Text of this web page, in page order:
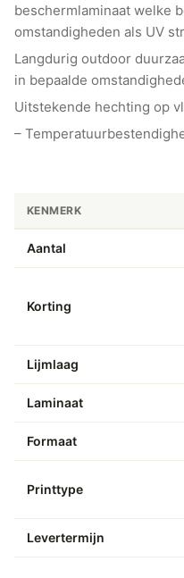
beschermlaminaat welke
omstandigheden als UV
Langdurig outdoor
in bepaalde
Uitstekende hechting op
–
KENMERK
Aantal
Korting
Lijmlaag
Laminaat
Formaat
Printtype
Levertermijn